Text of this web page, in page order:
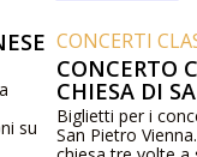
su
CONCERTI
CONCERTO
CHIESA DI
Biglietti per i
San Pietro